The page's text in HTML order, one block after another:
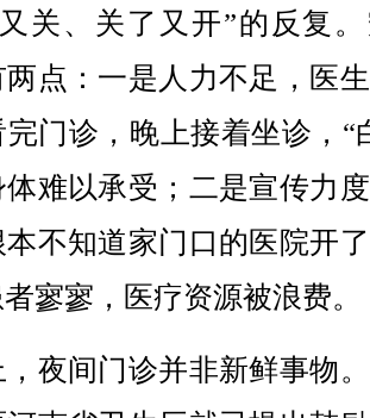
关、关了又开”的反复
两点：一是人力不足，医
门诊，晚上接着坐诊，“
难以承受；二是宣传力
不知道家门口的医院开
寥寥，医疗资源被浪费。
间门诊并非新鲜事物